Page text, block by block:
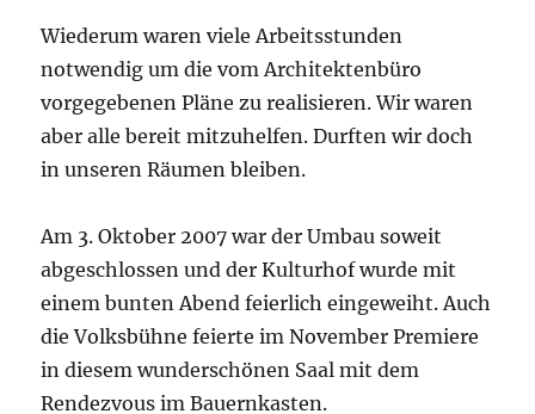
Wiederum waren viele Arbeitsstunden
notwendig um die vom Architektenbüro
vorgegebenen Pläne zu realisieren. Wir waren
aber alle bereit mitzuhelfen. Durften wir doch
in unseren Räumen bleiben.
Am 3. Oktober 2007 war der Umbau soweit
abgeschlossen und der Kulturhof wurde mit
einem bunten Abend feierlich eingeweiht. Auch
die Volksbühne feierte im November Premiere
in diesem wunderschönen Saal mit dem
Rendezvous im Bauernkasten.